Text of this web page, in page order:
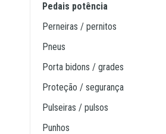
pedais potência
perneiras / pernitos
pneus
porta bidons / grades
proteção / segurança
pulseiras / pulsos
punhos